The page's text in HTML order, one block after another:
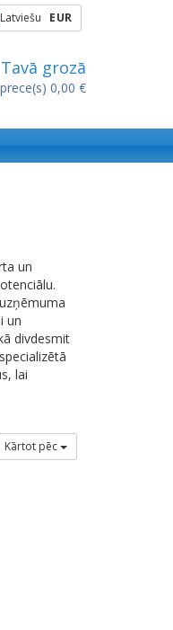
Latviešu EUR
Tavā grozā
prece(s) 0,00 €
un
un
divdesmit
lai
Kārtot pēc